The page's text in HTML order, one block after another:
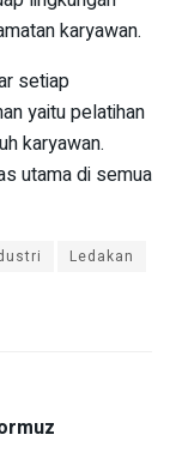
karyawan.
setiap
yaitu pelatihan
karyawan.
utama di semua
Ledakan